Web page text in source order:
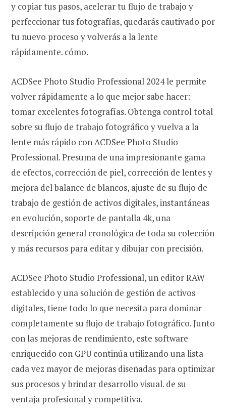
y copiar tus pasos, acelerar tu flujo de trabajo y
perfeccionar tus fotografías, quedarás cautivado por
tu nuevo proceso y volverás a la lente
rápidamente. cómo.
ACDSee Photo Studio Professional 2024 le permite
volver rápidamente a lo que mejor sabe hacer:
tomar excelentes fotografías. Obtenga control total
sobre su flujo de trabajo fotográfico y vuelva a la
lente más rápido con ACDSee Photo Studio
Professional. Presuma de una impresionante gama
de efectos, corrección de piel, corrección de lentes y
mejora del balance de blancos, ajuste de su flujo de
trabajo de gestión de activos digitales, instantáneas
en evolución, soporte de pantalla 4k, una
descripción general cronológica de toda su colección
y más recursos para editar y dibujar con precisión.
ACDSee Photo Studio Professional, un editor RAW
establecido y una solución de gestión de activos
digitales, tiene todo lo que necesita para dominar
completamente su flujo de trabajo fotográfico. Junto
con las mejoras de rendimiento, este software
enriquecido con GPU continúa utilizando una lista
cada vez mayor de mejoras diseñadas para optimizar
sus procesos y brindar desarrollo visual. de su
ventaja profesional y competitiva.